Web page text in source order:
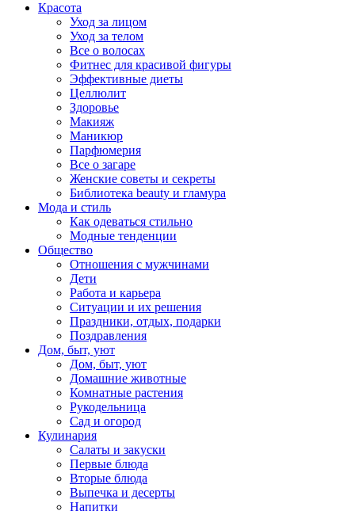
Красота
Уход за лицом
Уход за телом
Все о волосах
Фитнес для красивой фигуры
Эффективные диеты
Целлюлит
Здоровье
Макияж
Маникюр
Парфюмерия
Все о загаре
Женские советы и секреты
Библиотека beauty и гламура
Мода и стиль
Как одеваться стильно
Модные тенденции
Общество
Отношения с мужчинами
Дети
Работа и карьера
Ситуации и их решения
Праздники, отдых, подарки
Поздравления
Дом, быт, уют
Дом, быт, уют
Домашние животные
Комнатные растения
Рукодельница
Сад и огород
Кулинария
Салаты и закуски
Первые блюда
Вторые блюда
Выпечка и десерты
Напитки